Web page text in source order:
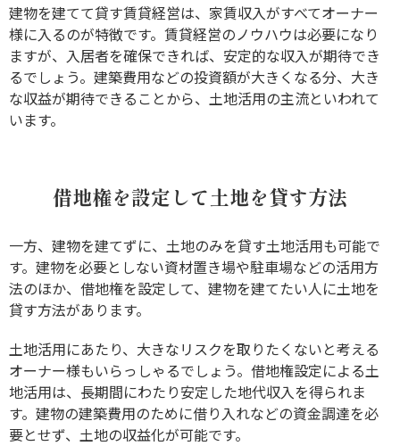
建物を建てて貸す賃貸経営は、家賃収入がすべてオーナー
様に入るのが特徴です。賃貸経営のノウハウは必要になり
ますが、入居者を確保できれば、安定的な収入が期待でき
るでしょう。建築費用などの投資額が大きくなる分、大き
な収益が期待できることから、土地活用の主流といわれて
います。
借地権を設定して土地を貸す方法
一方、建物を建てずに、土地のみを貸す土地活用も可能で
す。建物を必要としない資材置き場や駐車場などの活用方
法のほか、借地権を設定して、建物を建てたい人に土地を
貸す方法があります。
土地活用にあたり、大きなリスクを取りたくないと考える
オーナー様もいらっしゃるでしょう。借地権設定による土
地活用は、長期間にわたり安定した地代収入を得られま
す。建物の建築費用のために借り入れなどの資金調達を必
要とせず、土地の収益化が可能です。